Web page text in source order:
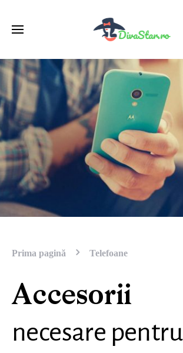
Prima pagină Telefoane
Accesorii
necesare pentru